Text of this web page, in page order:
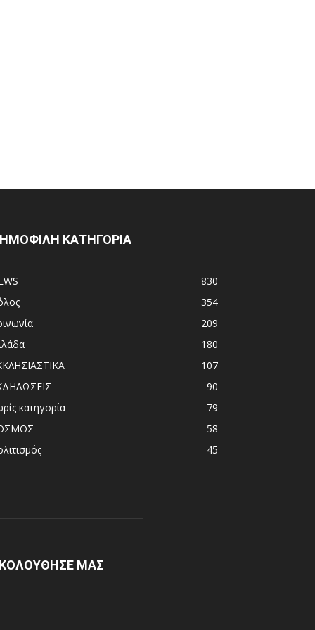
ΚΑΤΗΓΟΡΙΑ
830
354
209
180
107
90
κατηγορία
79
58
45
ΜΑΣ